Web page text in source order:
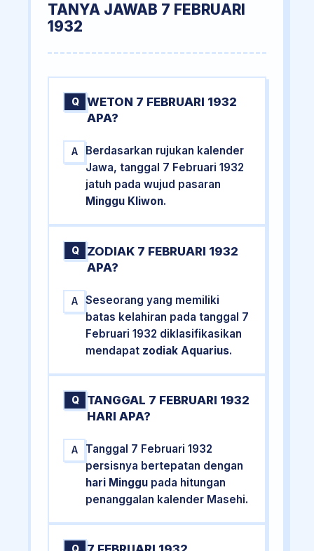
TANYA JAWAB 7 FEBRUARI
1932
Q
WETON 7 FEBRUARI 1932
APA?
A
Berdasarkan rujukan kalender
Jawa, tanggal 7 Februari 1932
jatuh pada wujud pasaran
Minggu Kliwon.
Q
ZODIAK 7 FEBRUARI 1932
APA?
A
Seseorang yang memiliki
batas kelahiran pada tanggal 7
Februari 1932 diklasifikasikan
mendapat zodiak Aquarius.
Q
TANGGAL 7 FEBRUARI 1932
HARI APA?
A
Tanggal 7 Februari 1932
persisnya bertepatan dengan
hari Minggu pada hitungan
penanggalan kalender Masehi.